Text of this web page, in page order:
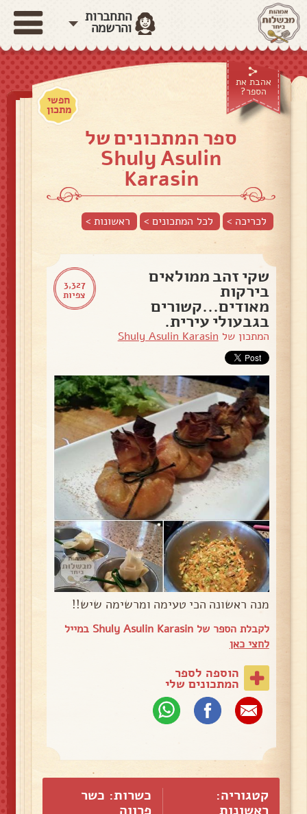
התחברות
והרשמה
אהבת את
הספר?
חפשי
מתכון
ספר המתכונים של
Shuly Asulin
Karasin
לכריכה > לכל המתכונים > ראשונות>
3,327
צפיות
שקי זהב ממולאים
בירקות
מאודים...קשורים
בגבעולי עירית.
המתכון של Shuly Asulin Karasin
מנה ראשונה הכי טעימה ומרשימה שיש!!
לקבלת הספר של Shuly Asulin Karasin במייל
לחצי כאן
הוספה לספר
המתכונים שלי
קטגוריה:
כשרות: כשר